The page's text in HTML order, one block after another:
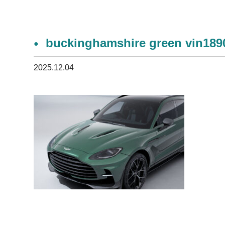
buckinghamshire green
2025.12.04